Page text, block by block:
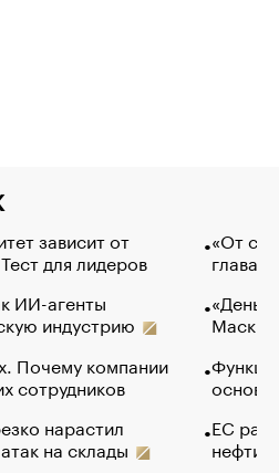
зависит от
для лидеров
ИИ-агенты
индустрию
Почему компании
сотрудников
нарастил
на склады
«От
глава
Маск в
основ
ЕС
нефти